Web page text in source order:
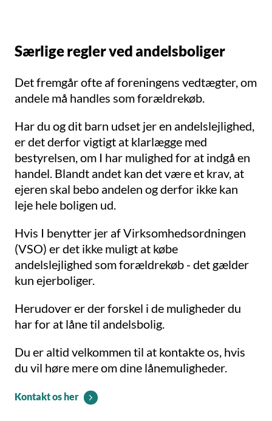
Særlige regler ved andelsboliger
Det fremgår ofte af foreningens vedtægter, om
andele må handles som forældrekøb.
Har du og dit barn udset jer en andelslejlighed,
er det derfor vigtigt at klarlægge med
bestyrelsen, om I har mulighed for at indgå en
handel. Blandt andet kan det være et krav, at
ejeren skal bebo andelen og derfor ikke kan
leje hele boligen ud.
Hvis I benytter jer af Virksomhedsordningen
(VSO) er det ikke muligt at købe
andelslejlighed som forældrekøb - det gælder
kun ejerboliger.
Herudover er der forskel i de muligheder du
har for at låne til andelsbolig.
Du er altid velkommen til at kontakte os, hvis
du vil høre mere om dine lånemuligheder.
Kontakt os her